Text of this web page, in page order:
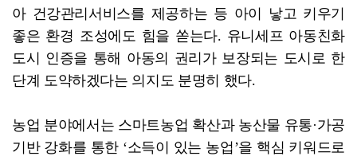
아 건강관리서비스를 제공하는 등 아이 낳고 키우기
좋은 환경 조성에도 힘을 쏟는다. 유니세프 아동친화
도시 인증을 통해 아동의 권리가 보장되는 도시로 한
단계 도약하겠다는 의지도 분명히 했다.
농업 분야에서는 스마트농업 확산과 농산물 유통·가공
기반 강화를 통한 ‘소득이 있는 농업’을 핵심 키워드로